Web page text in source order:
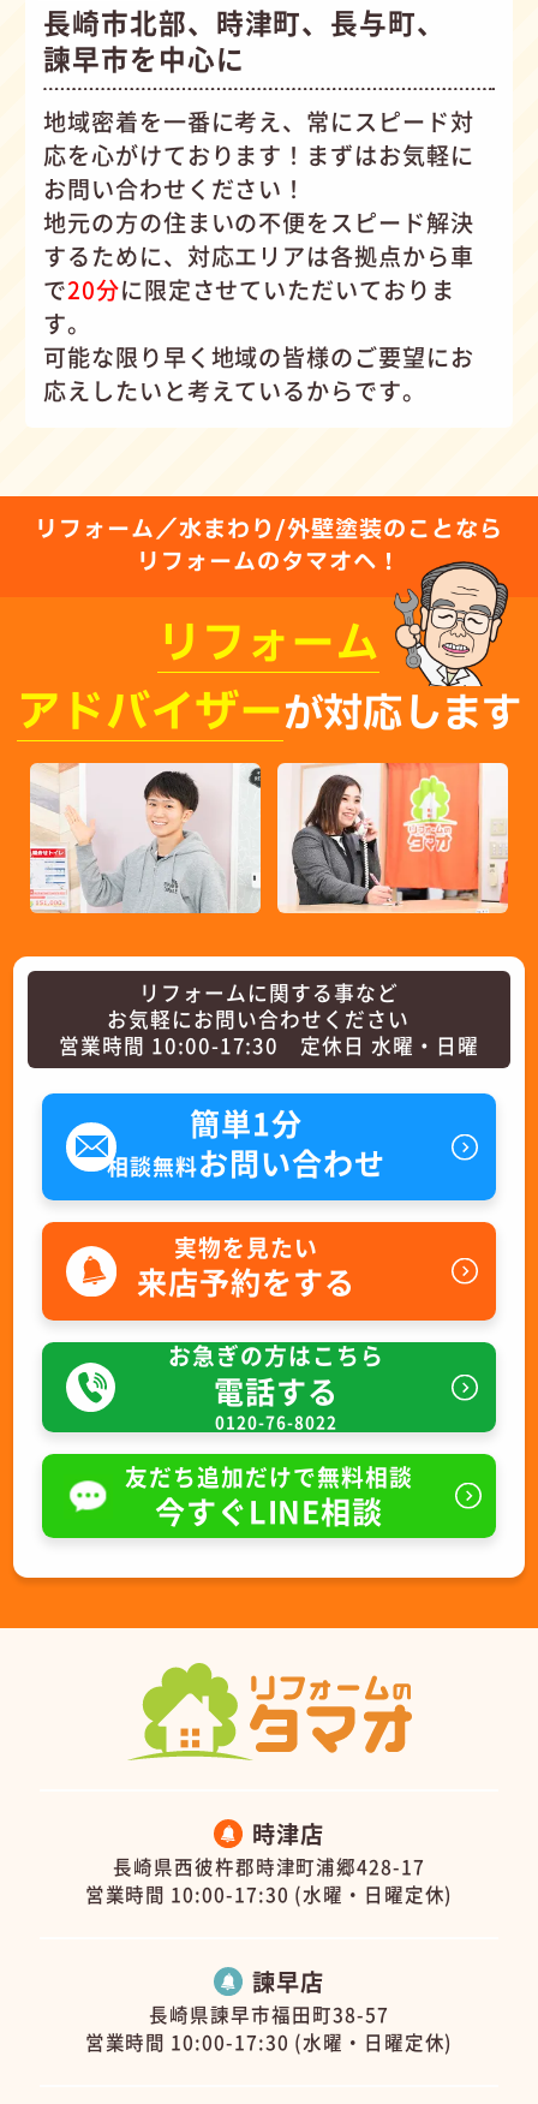
長崎市北部、時津町、長与町、
諫早市を中心に
地域密着を一番に考え、常にスピード対
応を心がけております！まずはお気軽に
お問い合わせください！
地元の方の住まいの不便をスピード解決
するために、対応エリアは各拠点から車
で20分に限定させていただいておりま
す。
可能な限り早く地域の皆様のご要望にお
応えしたいと考えているからです。
リフォーム／水まわり/外壁塗装のことなら
リフォームのタマオへ！
リフォーム
アドバイザーが対応します
リフォームに関する事など
お気軽にお問い合わせください
営業時間 10:00-17:30 定休日 水曜・日曜
簡単1分
相談無料お問い合わせ
実物を見たい
来店予約をする
お急ぎの方はこちら
電話する
0120-76-8022
友だち追加だけで無料相談
今すぐLINE相談
時津店
長崎県西彼杵郡時津町浦郷428-17
営業時間 10:00-17:30 (水曜・日曜定休)
諫早店
長崎県諫早市福田町38-57
営業時間 10:00-17:30 (水曜・日曜定休)